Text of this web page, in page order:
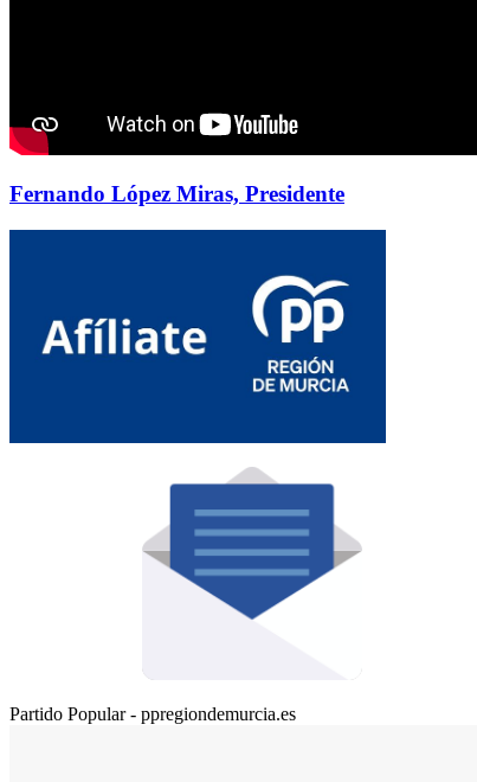
Fernando López Miras, Presidente
Partido Popular - ppregiondemurcia.es